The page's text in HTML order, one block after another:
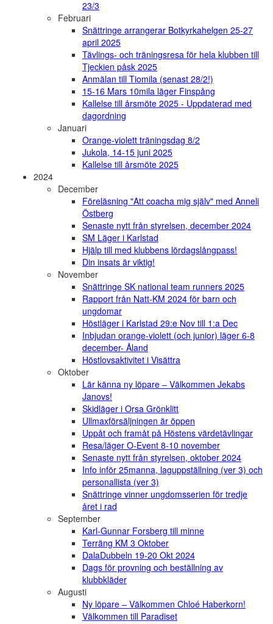
23/3
Februari
Snättringe arrangerar Botkyrkahelgen 25-27
april 2025
Tävlings- och träningsresa för hela klubben till
Tjeckien påsk 2025
Anmälan till Tiomila (senast 28/2!)
15-16 Mars 10mila läger Finspång
Kallelse till årsmöte 2025 - Uppdaterad med
dagordning
Januari
Orange-violett träningsdag 8/2
Jukola, 14-15 juni 2025
Kallelse till årsmöte 2025
2024
December
Föreläsning "Att coacha mig själv" med Anneli
Östberg
Senaste nytt från styrelsen, december 2024
SM Läger i Karlstad
Hjälp till med klubbens lördagslångpass!
Din insats är viktig!
November
Snättringe SK national team runners 2025
Rapport från Natt-KM 2024 för barn och
ungdomar
Höstläger i Karlstad 29:e Nov till 1:a Dec
Inbjudan orange-violett (och junior) läger 6-8
december- Åland
Höstlovsaktivitet i Visättra
Oktober
Lär känna ny löpare – Välkommen Jekabs
Janovs!
Skidläger i Orsa Grönklitt
Ullmaxförsäljningen är öppen
Uppåt och framåt på Höstens värdetävlingar
Resa/läger O-Event 8-10 november
Senaste nytt från styrelsen, oktober 2024
Info inför 25manna, laguppställning (ver 3) och
personallista (ver 3)
Snättringe vinner ungdomsserien för tredje
året i rad
September
Karl-Gunnar Forsberg till minne
Terräng KM 3 Oktober
DalaDubbeln 19-20 Okt 2024
Dags för provning och beställning av
klubbkläder
Augusti
Ny löpare – Välkommen Chloé Haberkorn!
Välkommen till Paradiset